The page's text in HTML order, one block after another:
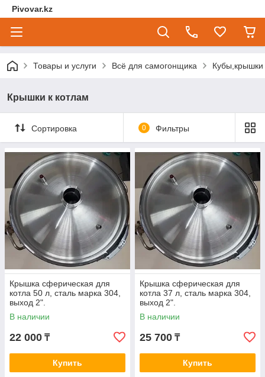
Pivovar.kz
Товары и услуги Всё для самогонщика
Крышки к котлам
Сортировка 0 Фильтры
Крышка сферическая для
котла 50 л, сталь марка 304,
выход 2".
В наличии
22 000 ₸
Купить
Крышка сферическая для
котла 37 л, сталь марка 304,
выход 2".
В наличии
25 700 ₸
Купить